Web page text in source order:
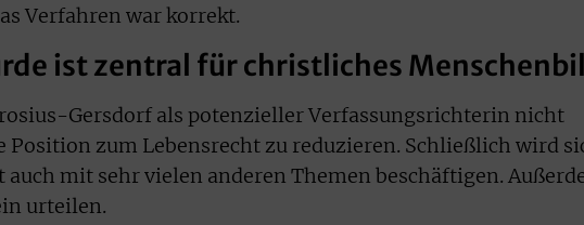
Verfahren war korrekt.
ist zentral für christliches
Gersdorf als potenzieller Verfassungsrichterin nicht
Position zum Lebensrecht zu reduzieren. Schließlich wird
auch mit sehr vielen anderen Themen beschäftigen.
urteilen.